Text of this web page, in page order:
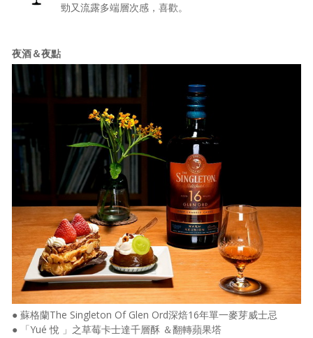
勁又流露多端層次感，喜歡。
夜酒＆夜點
● 蘇格蘭The Singleton Of Glen Ord深焙16年單一麥芽威士忌
● 「Yué 悅 」之草莓卡士達千層酥 ＆翻轉蘋果塔